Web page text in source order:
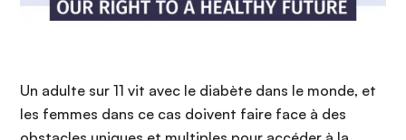
Un adulte sur 11 vit avec le diabète dans le monde, et
les femmes dans ce cas doivent faire face à des